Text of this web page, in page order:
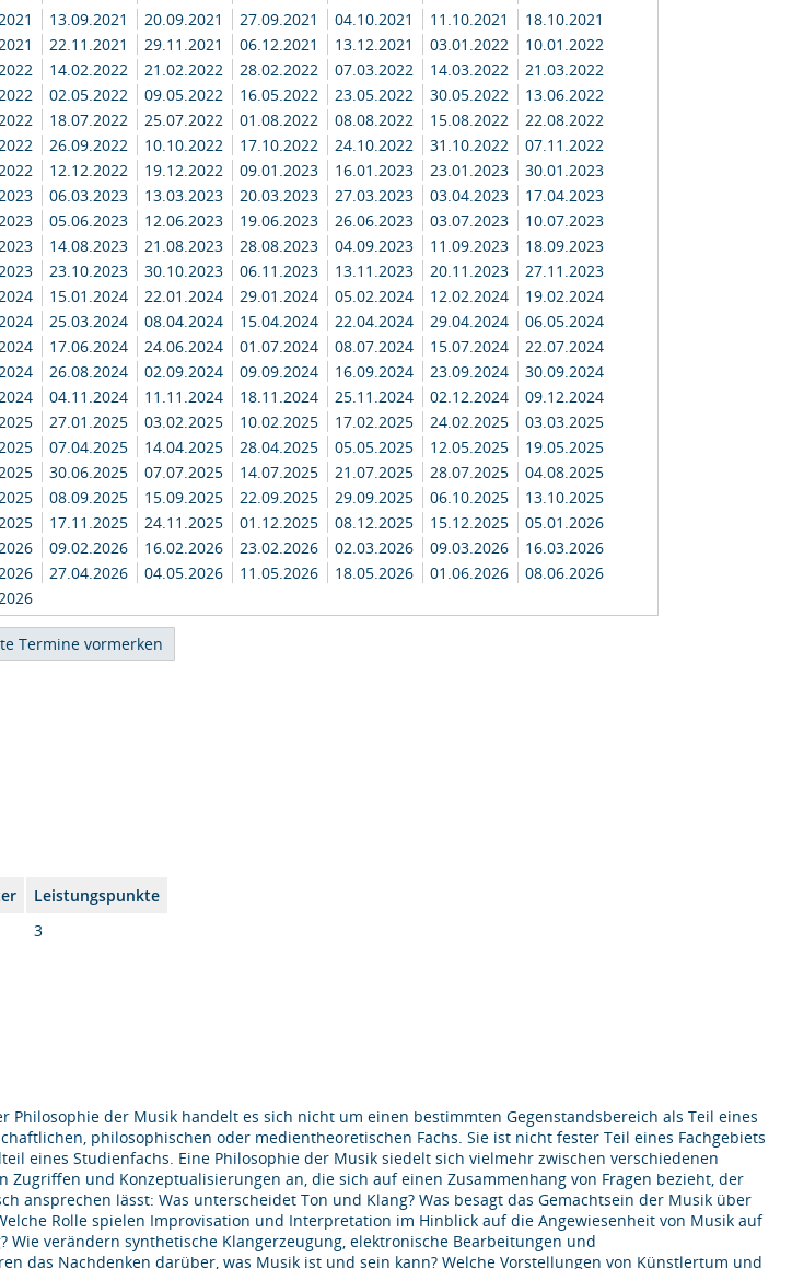
13.09.2021 20.09.2021 27.09.2021 04.10.2021 11.10.2021
18.10.2021
22.11.2021 29.11.2021 06.12.2021 13.12.2021 03.01.2022
10.01.2022
14.02.2022 21.02.2022 28.02.2022 07.03.2022 14.03.2022
21.03.2022
02.05.2022 09.05.2022 16.05.2022 23.05.2022 30.05.2022
13.06.2022
18.07.2022 25.07.2022 01.08.2022 08.08.2022 15.08.2022
22.08.2022
26.09.2022 10.10.2022 17.10.2022 24.10.2022 31.10.2022
07.11.2022
12.12.2022 19.12.2022 09.01.2023 16.01.2023 23.01.2023
30.01.2023
06.03.2023 13.03.2023 20.03.2023 27.03.2023 03.04.2023
17.04.2023
05.06.2023 12.06.2023 19.06.2023 26.06.2023 03.07.2023
10.07.2023
14.08.2023 21.08.2023 28.08.2023 04.09.2023 11.09.2023
18.09.2023
23.10.2023 30.10.2023 06.11.2023 13.11.2023 20.11.2023
27.11.2023
15.01.2024 22.01.2024 29.01.2024 05.02.2024 12.02.2024
19.02.2024
25.03.2024 08.04.2024 15.04.2024 22.04.2024 29.04.2024
06.05.2024
17.06.2024 24.06.2024 01.07.2024 08.07.2024 15.07.2024
22.07.2024
26.08.2024 02.09.2024 09.09.2024 16.09.2024 23.09.2024
30.09.2024
04.11.2024 11.11.2024 18.11.2024 25.11.2024 02.12.2024
09.12.2024
27.01.2025 03.02.2025 10.02.2025 17.02.2025 24.02.2025
03.03.2025
07.04.2025 14.04.2025 28.04.2025 05.05.2025 12.05.2025
19.05.2025
30.06.2025 07.07.2025 14.07.2025 21.07.2025 28.07.2025
04.08.2025
08.09.2025 15.09.2025 22.09.2025 29.09.2025 06.10.2025
13.10.2025
17.11.2025 24.11.2025 01.12.2025 08.12.2025 15.12.2025
05.01.2026
09.02.2026 16.02.2026 23.02.2026 02.03.2026 09.03.2026
16.03.2026
27.04.2026 04.05.2026 11.05.2026 18.05.2026 01.06.2026
08.06.2026
Leistungspunkte
3
Philosophie der Musik handelt es sich nicht um einen bestimmten Gegenstandsbereich als Teil eines
philosophischen oder medientheoretischen Fachs. Sie ist nicht fester Teil eines Fachgebiets
eines Studienfachs. Eine Philosophie der Musik siedelt sich vielmehr zwischen verschiedenen
Zugriffen und Konzeptualisierungen an, die sich auf einen Zusammenhang von Fragen bezieht, der
ansprechen lässt: Was unterscheidet Ton und Klang? Was besagt das Gemachtsein der Musik über
Rolle spielen Improvisation und Interpretation im Hinblick auf die Angewiesenheit von Musik auf
Wie verändern synthetische Klangerzeugung, elektronische Bearbeitungen und
das Nachdenken darüber, was Musik ist und sein kann? Welche Vorstellungen von Künstlertum und